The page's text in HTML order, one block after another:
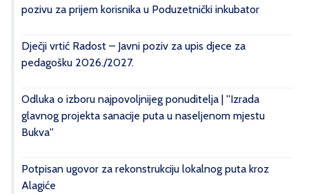
pozivu za prijem korisnika u Poduzetnički inkubator
Dječji vrtić Radost – Javni poziv za upis djece za
pedagošku 2026./2027.
Odluka o izboru najpovoljnijeg ponuditelja | ''Izrada
glavnog projekta sanacije puta u naseljenom mjestu
Bukva''
Potpisan ugovor za rekonstrukciju lokalnog puta kroz
Alagiće